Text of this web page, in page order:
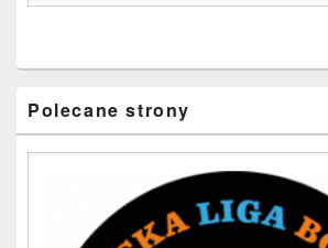
Polecane strony